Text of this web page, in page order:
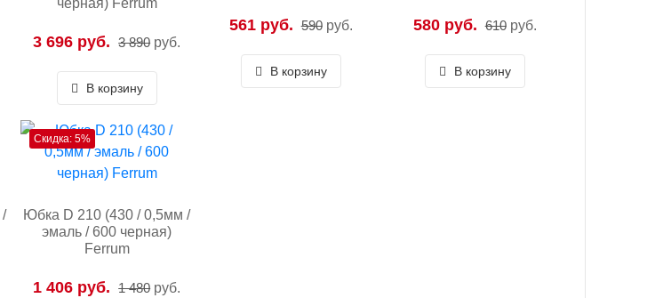
черная) Ferrum
3 696 руб. 3 890 руб.
В корзину
561 руб. 590 руб.
В корзину
580 руб. 610 руб.
В корзину
/
Скидка: 5%
Юбка D 210 (430 / 0,5мм /
эмаль / 600 черная)
Ferrum
1 406 руб. 1 480 руб.